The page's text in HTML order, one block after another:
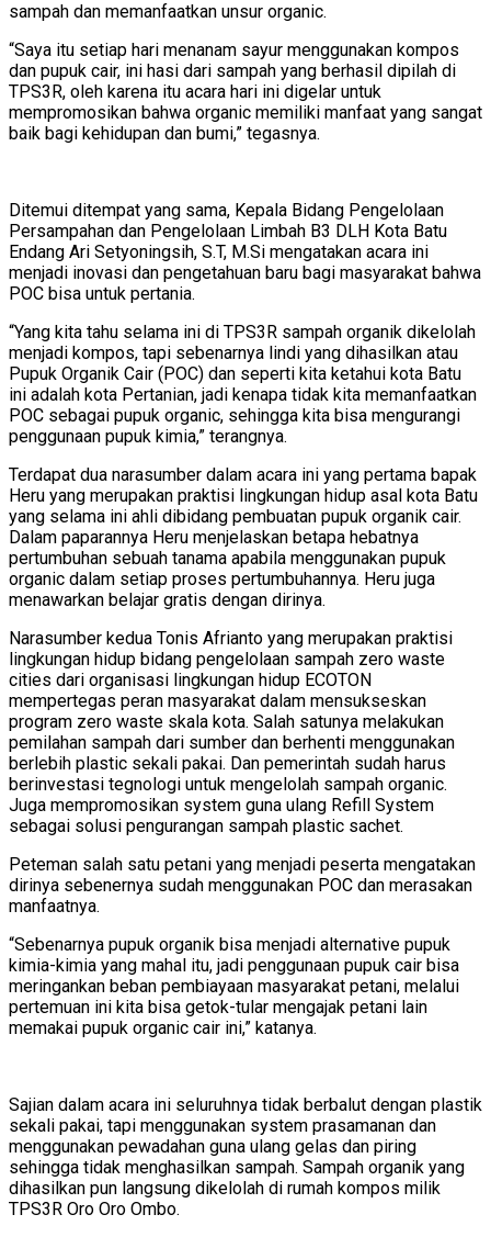
sampah dan memanfaatkan unsur organic.
“Saya itu setiap hari menanam sayur menggunakan kompos
dan pupuk cair, ini hasi dari sampah yang berhasil dipilah di
TPS3R, oleh karena itu acara hari ini digelar untuk
mempromosikan bahwa organic memiliki manfaat yang sangat
baik bagi kehidupan dan bumi,” tegasnya.
Ditemui ditempat yang sama, Kepala Bidang Pengelolaan
Persampahan dan Pengelolaan Limbah B3 DLH Kota Batu
Endang Ari Setyoningsih, S.T, M.Si mengatakan acara ini
menjadi inovasi dan pengetahuan baru bagi masyarakat bahwa
POC bisa untuk pertania.
“Yang kita tahu selama ini di TPS3R sampah organik dikelolah
menjadi kompos, tapi sebenarnya lindi yang dihasilkan atau
Pupuk Organik Cair (POC) dan seperti kita ketahui kota Batu
ini adalah kota Pertanian, jadi kenapa tidak kita memanfaatkan
POC sebagai pupuk organic, sehingga kita bisa mengurangi
penggunaan pupuk kimia,” terangnya.
Terdapat dua narasumber dalam acara ini yang pertama bapak
Heru yang merupakan praktisi lingkungan hidup asal kota Batu
yang selama ini ahli dibidang pembuatan pupuk organik cair.
Dalam paparannya Heru menjelaskan betapa hebatnya
pertumbuhan sebuah tanama apabila menggunakan pupuk
organic dalam setiap proses pertumbuhannya. Heru juga
menawarkan belajar gratis dengan dirinya.
Narasumber kedua Tonis Afrianto yang merupakan praktisi
lingkungan hidup bidang pengelolaan sampah zero waste
cities dari organisasi lingkungan hidup ECOTON
mempertegas peran masyarakat dalam mensukseskan
program zero waste skala kota. Salah satunya melakukan
pemilahan sampah dari sumber dan berhenti menggunakan
berlebih plastic sekali pakai. Dan pemerintah sudah harus
berinvestasi tegnologi untuk mengelolah sampah organic.
Juga mempromosikan system guna ulang Refill System
sebagai solusi pengurangan sampah plastic sachet.
Peteman salah satu petani yang menjadi peserta mengatakan
dirinya sebenernya sudah menggunakan POC dan merasakan
manfaatnya.
“Sebenarnya pupuk organik bisa menjadi alternative pupuk
kimia-kimia yang mahal itu, jadi penggunaan pupuk cair bisa
meringankan beban pembiayaan masyarakat petani, melalui
pertemuan ini kita bisa getok-tular mengajak petani lain
memakai pupuk organic cair ini,” katanya.
Sajian dalam acara ini seluruhnya tidak berbalut dengan plastik
sekali pakai, tapi menggunakan system prasamanan dan
menggunakan pewadahan guna ulang gelas dan piring
sehingga tidak menghasilkan sampah. Sampah organik yang
dihasilkan pun langsung dikelolah di rumah kompos milik
TPS3R Oro Oro Ombo.